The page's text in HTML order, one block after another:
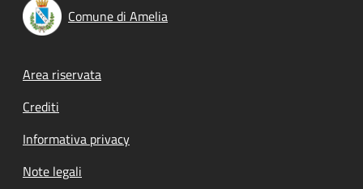
Comune di Amelia
Footer menu
Area riservata
Crediti
Informativa privacy
Note legali